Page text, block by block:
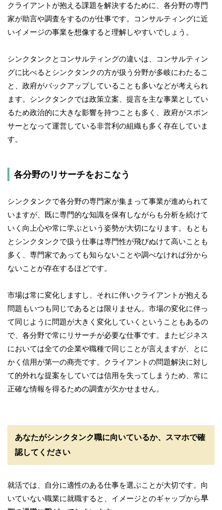
クライアントが抱える課題を解決するために、各分野の専門
家が助言や調査をするのが仕事です。コンサルティングに近
いイメージの事業を想像すると理解しやすいでしょう。
シンクタンクとコンサルティングの違いは、コンサルティン
グに比べるとシンクタンクの方が扱う分野が多岐にわたるこ
と、政府がバックアップしていることも多いなどが考えられ
ます。シンクタンクでは政策立案、提言を主な事業としてい
るため政治的に大きな影響を持つことも多く、政府がスポン
サーとなって運営している非営利の組織も多く存在していま
す。
各分野のリサーチをおこなう
シンクタンクで各分野の専門家が集まって事業が進められて
いますが、既に専門的な知識を保有しながらも分析を続けて
いく向上心や常に学ぶという姿勢が大切になります。もとも
とシンクタンクで扱う仕事は専門性が飛びぬけて高いことも
多く、専門家であっても知らないことや調べなければ分から
ないことが存在するほどです。
市場は常に変化しますし、それに伴いクライアントが抱える
問題もいつも同じであるとは限りません。市場の変化に伴っ
て同じように問題が大きく変化していくということもあるの
で、各分野で常にリサーチが必要な仕事です。またビジネス
においては全ての企業や職種で同じことが言えますが、とに
かく信用が第一の商売です。クライアントの問題解決に対し
て的外れな提案をしていては信用を失ってしまうため、常に
正確な情報を得るための調査が欠かせません。
あなたがシンクタンク職に向いているか、スマホで確
認してください
就活では、自分に適性のある仕事を選ぶことが大切です。向
いていない職業に就職すると、イメージとのギャップから早